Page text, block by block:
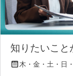
知りたいこと